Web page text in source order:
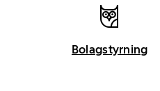
Bolagstyrning